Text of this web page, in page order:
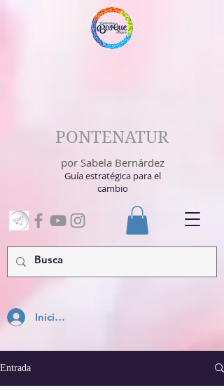
Inicia Sesión
PONTENATUR
por Sabela Bernárdez
Guía estratégica para el
cambio
Entrada